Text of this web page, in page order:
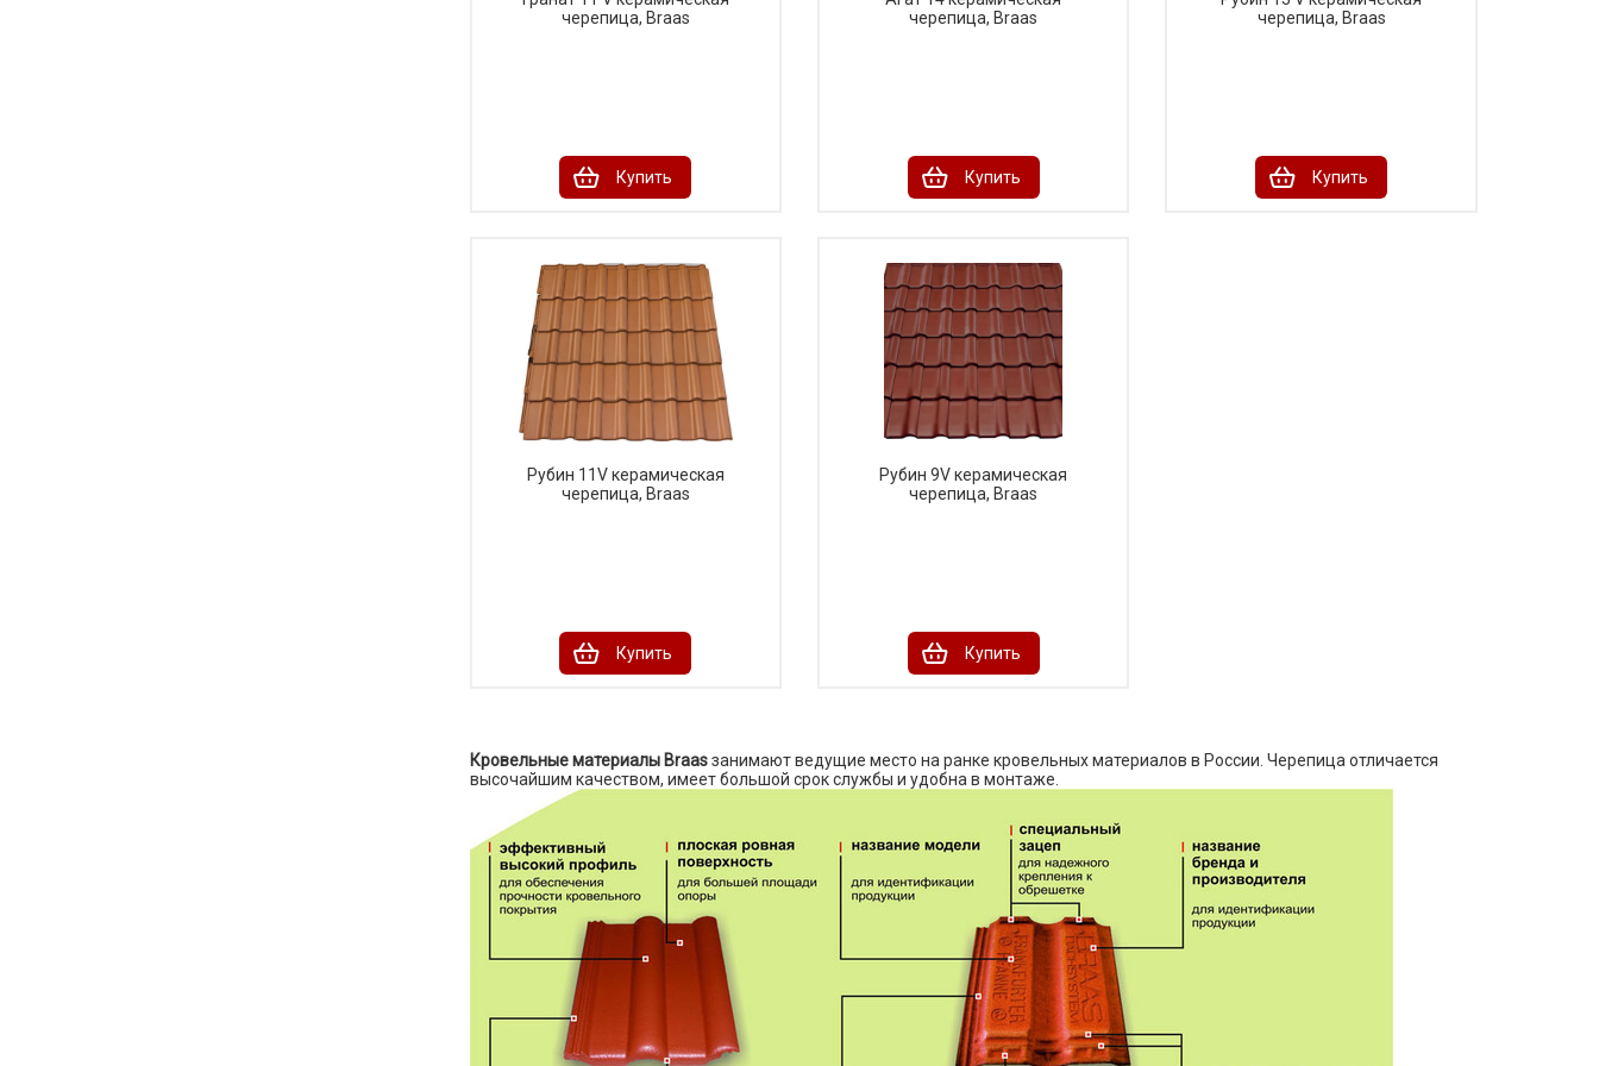
черепица, Braas
Купить
черепица, Braas
Купить
черепица, Braas
Купить
Рубин 11V керамическая
черепица, Braas
Купить
Рубин 9V керамическая
черепица, Braas
Купить
Кровельные материалы Braasзанимают ведущие место на ранке кровельных материалов в России. Черепица отличается
высочайшим качеством, имеет большой срок службы и удобна в монтаже.